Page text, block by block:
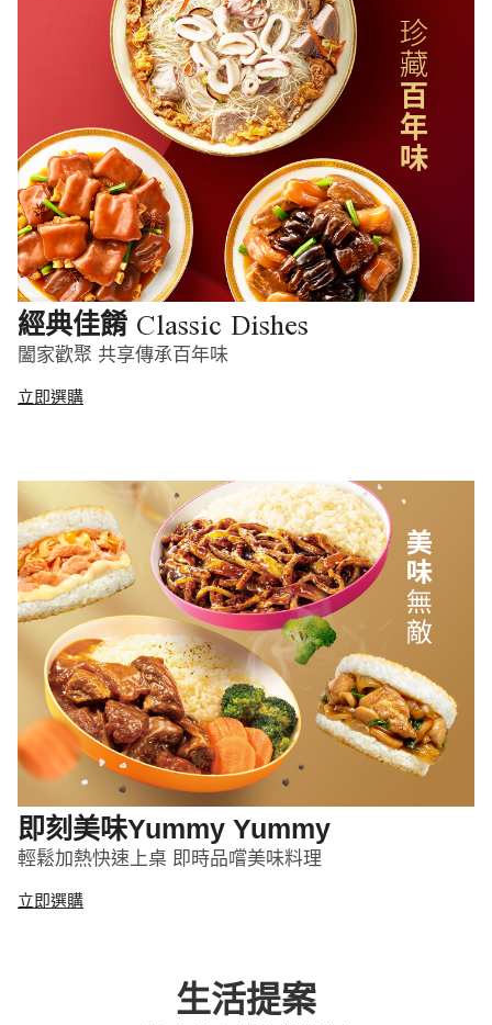
經典佳餚 Classic Dishes
闔家歡聚 共享傳承百年味
立即選購
即刻美味Yummy Yummy
輕鬆加熱快速上桌 即時品嚐美味料理
立即選購
生活提案